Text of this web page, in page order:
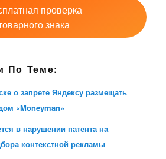
проверка
знака
По Теме:
о запрете Яндексу размещать
«Moneyman»
в нарушении патента на
контекстной рекламы